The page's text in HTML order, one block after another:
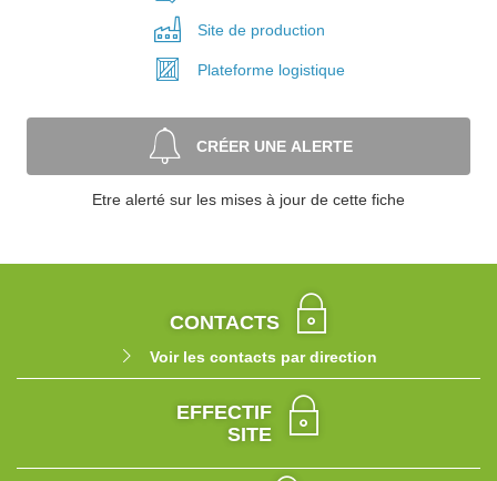
Site de production
Plateforme logistique
CRÉER UNE ALERTE
Etre alerté sur les mises à jour de cette fiche
CONTACTS
Voir les contacts par direction
EFFECTIF
SITE